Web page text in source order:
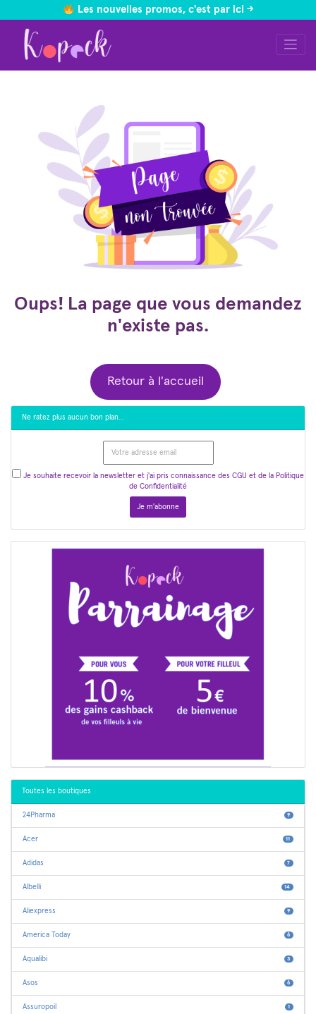
Les nouvelles promos, c'est par ici ->
Oups! La page que vous demandez
n'existe pas.
Retour à l'accueil
Ne ratez plus aucun bon plan…
Je souhaite recevoir la newsletter et j'ai pris connaissance des CGU et de la Politique
de Confidentialité
Toutes les boutiques
24Pharma 9
Acer 11
Adidas 7
Albelli 14
Aliexpress 9
America Today 6
Aqualibi 3
Asos 6
Assuropoil 1